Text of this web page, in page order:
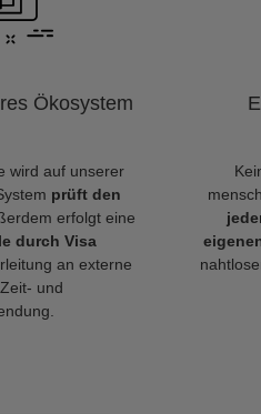
Ökosystem
wird auf unserer
prüft den
erfolgt eine
durch Visa
an externe
und